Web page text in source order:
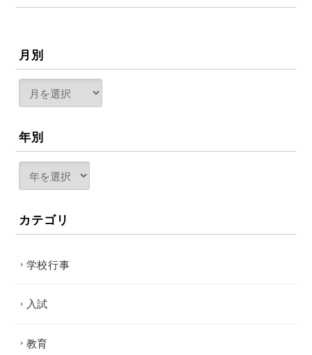
月別
年別
カテゴリ
学校行事
入試
教育